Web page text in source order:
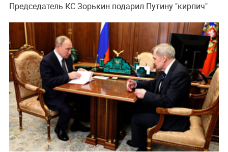
Председатель КС Зорькин подарил Путину "кирпич"